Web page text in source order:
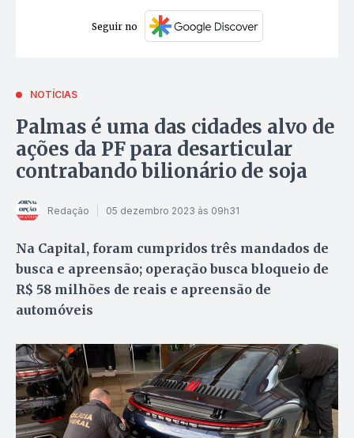
Seguir no
NOTÍCIAS
Palmas é uma das cidades alvo de
ações da PF para desarticular
contrabando bilionário de soja
Redação 05 dezembro 2023 às 09h31
Na Capital, foram cumpridos três mandados de
busca e apreensão; operação busca bloqueio de
R$ 58 milhões de reais e apreensão de
automóveis